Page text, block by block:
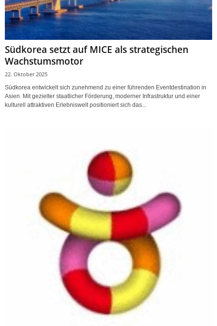
Südkorea setzt auf MICE als strategischen
Wachstumsmotor
22. Oktober 2025
Südkorea entwickelt sich zunehmend zu einer führenden Eventdestination in
Asien. Mit gezielter staatlicher Förderung, moderner Infrastruktur und einer
kulturell attraktiven Erlebniswelt positioniert sich das...